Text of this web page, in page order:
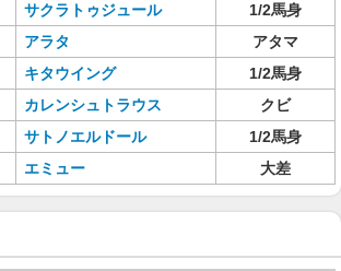
サクラトゥジュール
1/2馬身
アラタ
アタマ
キタウイング
1/2馬身
カレンシュトラウス
クビ
サトノエルドール
1/2馬身
エミュー 大差